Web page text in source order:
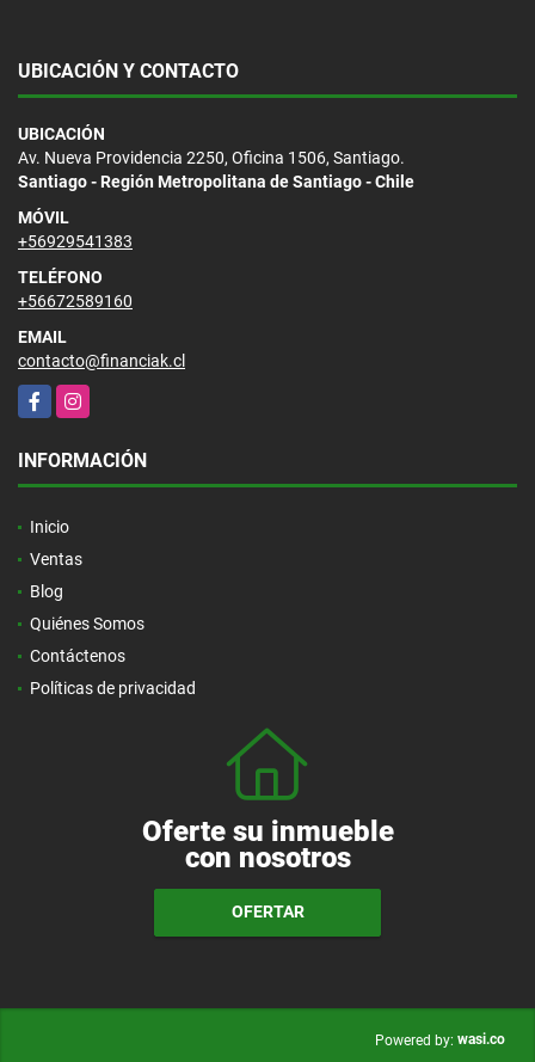
UBICACIÓN Y CONTACTO
UBICACIÓN
Av. Nueva Providencia 2250, Oficina 1506, Santiago.
Santiago - Región Metropolitana de Santiago - Chile
MÓVIL
+56929541383
TELÉFONO
+56672589160
EMAIL
contacto@financiak.cl
FacebookInstagram
INFORMACIÓN
Inicio
Ventas
Blog
Quiénes Somos
Contáctenos
Políticas de privacidad
Oferte su inmueble
con nosotros
OFERTAR
Powered by: wasi.co